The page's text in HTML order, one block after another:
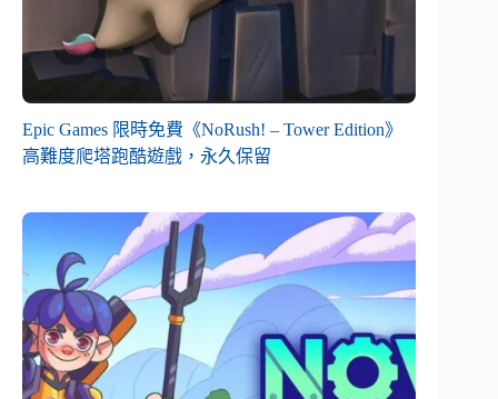
Epic Games 限時免費《NoRush! – Tower Edition》
高難度爬塔跑酷遊戲，永久保留